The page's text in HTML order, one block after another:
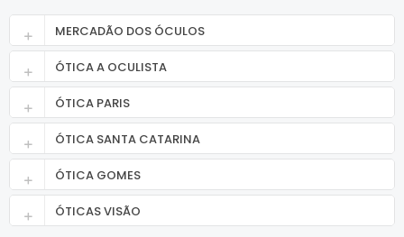
MERCADÃO DOS ÓCULOS
ÓTICA A OCULISTA
ÓTICA PARIS
ÓTICA SANTA CATARINA
ÓTICA GOMES
ÓTICAS VISÃO